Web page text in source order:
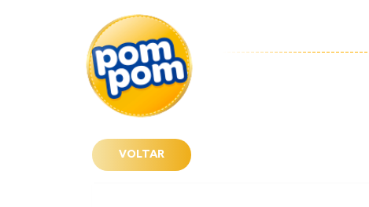
VOLTAR